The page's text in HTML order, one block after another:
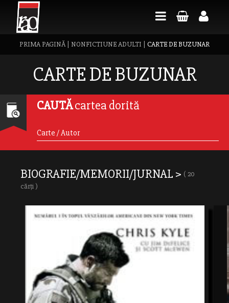
PRIMA PAGINĂ| NONFICTIUNE ADULTI CARTE DE BUZUNAR
CARTE DE BUZUNAR
CAUTĂcartea dorită
BIOGRAFIE/MEMORII/JURNAL > ( 20
cărți )